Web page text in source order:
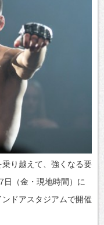
乗り越えて、強くなる要
（金・現地時間）に
ドアスタジアムで開催